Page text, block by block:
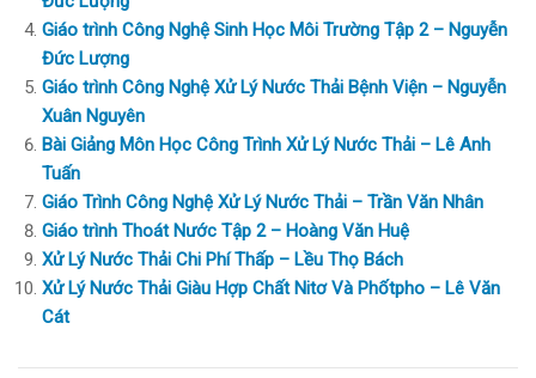
Giáo trình Công Nghệ Sinh Học Môi Trường Tập 2 – Nguyễn
Đức Lượng
Giáo trình Công Nghệ Xử Lý Nước Thải Bệnh Viện – Nguyễn
Xuân Nguyên
Bài Giảng Môn Học Công Trình Xử Lý Nước Thải – Lê Anh
Tuấn
Giáo Trình Công Nghệ Xử Lý Nước Thải – Trần Văn Nhân
Giáo trình Thoát Nước Tập 2 – Hoàng Văn Huệ
Xử Lý Nước Thải Chi Phí Thấp – Lều Thọ Bách
Xử Lý Nước Thải Giàu Hợp Chất Nitơ Và Phốtpho – Lê Văn
Cát